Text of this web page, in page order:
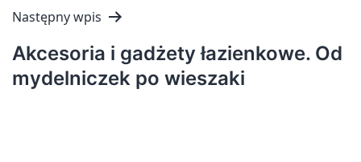
Następny wpis
Akcesoria i gadżety łazienkowe. Od
mydelniczek po wieszaki